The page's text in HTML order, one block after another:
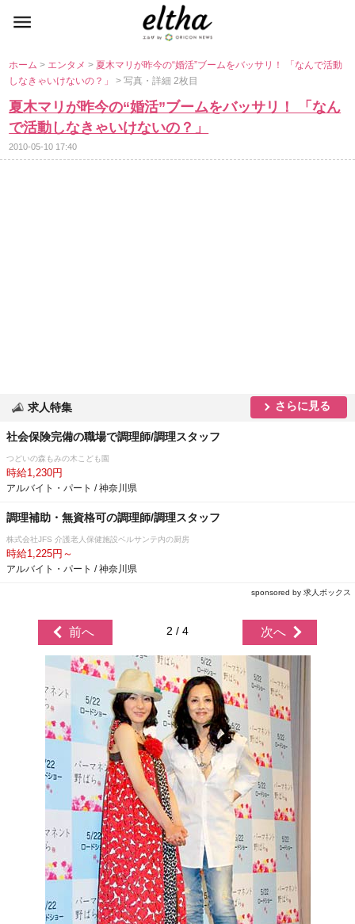
ホーム> エンタメ> 夏木マリが昨今の“婚活”ブームをバッサリ！ 「なんで活動
しなきゃいけないの？」> 写真・詳細 2枚目
夏木マリが昨今の“婚活”ブームをバッサリ！ 「なん
で活動しなきゃいけないの？」
2010-05-10 17:40
求人特集 さらに見る
社会保険完備の職場で調理師/調理スタッフ
つどいの森もみの木こども園
時給1,230円
アルバイト・パート / 神奈川県
調理補助・無資格可の調理師/調理スタッフ
株式会社JFS 介護老人保健施設ベルサンテ内の厨房
時給1,225円～
アルバイト・パート / 神奈川県
sponsored by 求人ボックス
前へ 2 / 4 次へ